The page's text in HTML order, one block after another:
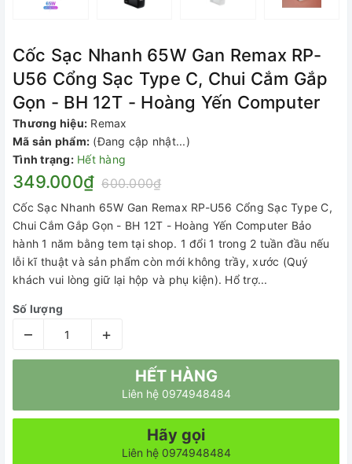
Cốc Sạc Nhanh 65W Gan Remax RP-
U56 Cổng Sạc Type C, Chui Cắm Gắp
Gọn - BH 12T - Hoàng Yến Computer
Thương hiệu: Remax
Mã sản phẩm: (Đang cập nhật...)
Tình trạng: Hết hàng
349.000₫ 600.000₫
Cốc Sạc Nhanh 65W Gan Remax RP-U56 Cổng Sạc Type C,
Chui Cắm Gắp Gọn - BH 12T - Hoàng Yến Computer Bảo
hành 1 năm bằng tem tại shop. 1 đổi 1 trong 2 tuần đầu nếu
lỗi kĩ thuật và sản phẩm còn mới không trầy, xước (Quý
khách vui lòng giữ lại hộp và phụ kiện). Hổ trợ...
Số lượng
– +
HẾT HÀNG
Liên hệ 0974948484
Hãy gọi
Liên hệ 0974948484